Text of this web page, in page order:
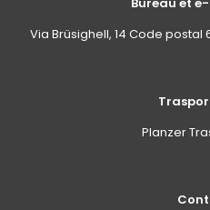
Via Brüsighell, 14 Code postal
Planzer